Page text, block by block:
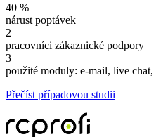
40 %
nárust poptávek
2
pracovníci zákaznické podpory
3
použité moduly: e-mail, live chat,
Přečíst případovou studii